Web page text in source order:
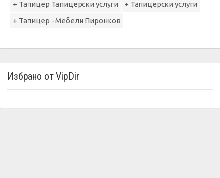
+ Тапицер Тапицерски услуги
+ Тапицерски услуги
+ Тапицер - Мебели Пиронков
Избрано от VipDir